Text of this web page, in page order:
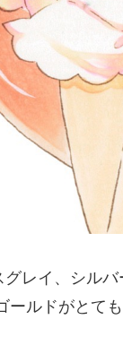
レイ、シル
ルドがとて